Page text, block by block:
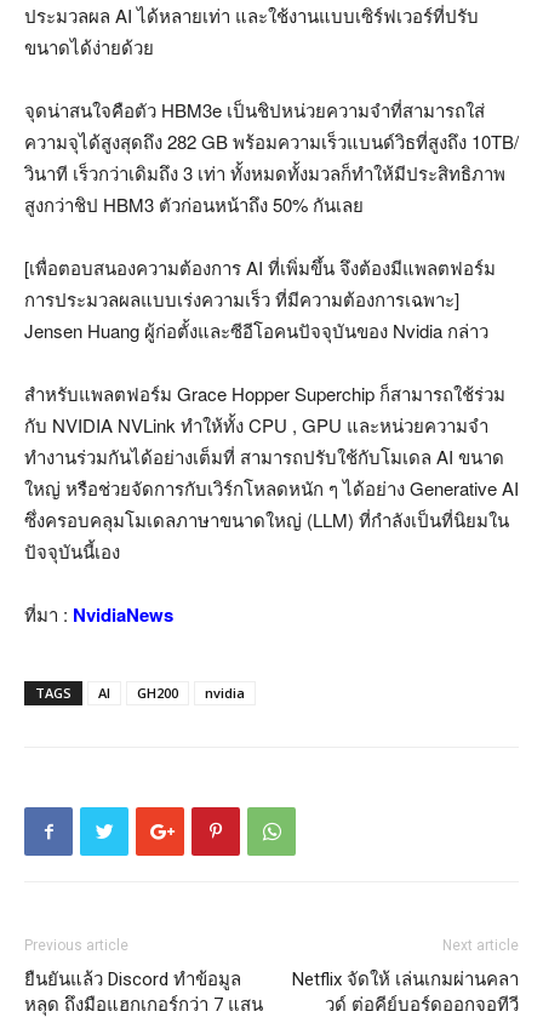
ประมวลผล AI ได้หลายเท่า และใช้งานแบบเซิร์ฟเวอร์ที่ปรับ
ขนาดได้ง่ายด้วย
จุดน่าสนใจคือตัว HBM3e เป็นชิปหน่วยความจำที่สามารถใส่
ความจุได้สูงสุดถึง 282 GB พร้อมความเร็วแบนด์วิธที่สูงถึง 10TB/
วินาที เร็วกว่าเดิมถึง 3 เท่า ทั้งหมดทั้งมวลก็ทำให้มีประสิทธิภาพ
สูงกว่าชิป HBM3 ตัวก่อนหน้าถึง 50% กันเลย
[เพื่อตอบสนองความต้องการ AI ที่เพิ่มขึ้น จึงต้องมีแพลตฟอร์ม
การประมวลผลแบบเร่งความเร็ว ที่มีความต้องการเฉพาะ]
Jensen Huang ผู้ก่อตั้งและซีอีโอคนปัจจุบันของ Nvidia กล่าว
สำหรับแพลตฟอร์ม Grace Hopper Superchip ก็สามารถใช้ร่วม
กับ NVIDIA NVLink ทำให้ทั้ง CPU , GPU และหน่วยความจำ
ทำงานร่วมกันได้อย่างเต็มที่ สามารถปรับใช้กับโมเดล AI ขนาด
ใหญ่ หรือช่วยจัดการกับเวิร์กโหลดหนัก ๆ ได้อย่าง Generative AI
ซึ่งครอบคลุมโมเดลภาษาขนาดใหญ่ (LLM) ที่กำลังเป็นที่นิยมใน
ปัจจุบันนี้เอง
ที่มา : NvidiaNews
TAGS AI GH200 nvidia
Previous article
ยืนยันแล้ว Discord ทำข้อมูล
หลุด ถึงมือแฮกเกอร์กว่า 7 แสน
Next article
Netflix จัดให้ เล่นเกมผ่านคลา
วด์ ต่อคีย์บอร์ดออกจอทีวี